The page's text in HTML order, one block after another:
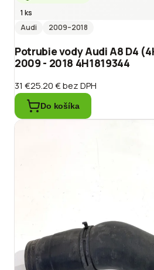
1 ks
Audi
2009–2018
Potrubie vody Audi A8 D4
2009 - 2018 4H1819344
31 €25.20 €bez DPH
Do košíka